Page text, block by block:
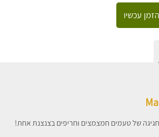
הזמן עכשיו
של טעמים חמצמצים וחריפים בצנצנת אחת!